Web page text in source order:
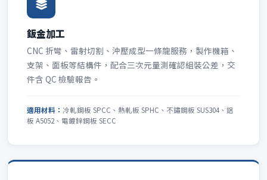
鈑金加工
CNC 折彎、雷射切割、沖壓成型一條龍服務，製作機箱、
支架、面板等結構件，配合三次元量測確認組裝公差，交
件含 QC 檢驗報告。
適用材料： 冷軋鋼板 SPCC、熱軋板 SPHC、不鏽鋼板 SUS304、鋁
板 A5052、電鍍鋅鋼板 SECC